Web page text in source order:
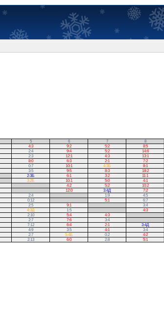
5 6 7 8
4:3 9:2 5:2 8:5
2:4 9:4 5:2 14:6
2:3 12:1 4:3 13:1
8:0 6:3 2:1 7:2
0:7 10:1 4:3Б 8:1
3:5 9:5 8:3 18:2
2:3Б 6:1 3:2 11:1
3:2Б 10:1 5:0 4:1
4:2 5:2 10:2
12:0 3:4Д 7:2
2:4 1:9 4:5
0:12 5:1 6:7
2:5 9:1 3:4
4:3Д 1:5 4:3
2:10 5:4 4:3
2:7 7:6 3:4
7:12 6:4 2:1 3:4Д
4:9 3:5 4:1 3:4
2:7 5:4Б 0:2 4:2
2:13 6:0 2:8 5:1